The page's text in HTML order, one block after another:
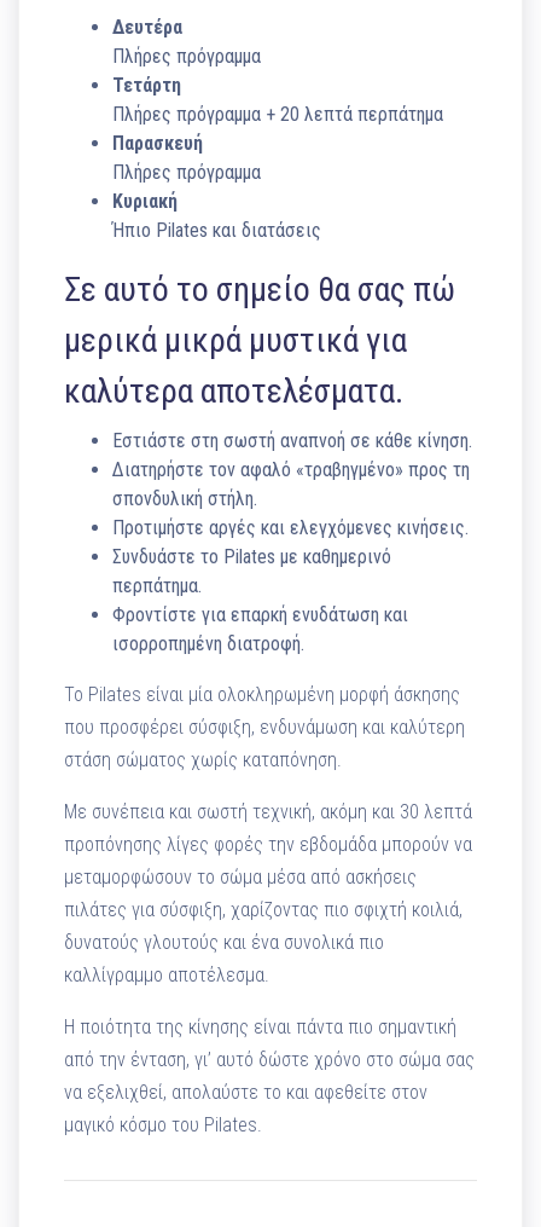
Δευτέρα
Πλήρες πρόγραμμα
Τετάρτη
Πλήρες πρόγραμμα + 20 λεπτά περπάτημα
Παρασκευή
Πλήρες πρόγραμμα
Κυριακή
Ήπιο Pilates και διατάσεις
Σε αυτό το σημείο θα σας πώ
μερικά μικρά μυστικά για
καλύτερα αποτελέσματα.
Εστιάστε στη σωστή αναπνοή σε κάθε κίνηση.
Διατηρήστε τον αφαλό «τραβηγμένο» προς τη
σπονδυλική στήλη.
Προτιμήστε αργές και ελεγχόμενες κινήσεις.
Συνδυάστε το Pilates με καθημερινό
περπάτημα.
Φροντίστε για επαρκή ενυδάτωση και
ισορροπημένη διατροφή.
Το Pilates είναι μία ολοκληρωμένη μορφή άσκησης
που προσφέρει σύσφιξη, ενδυνάμωση και καλύτερη
στάση σώματος χωρίς καταπόνηση.
Με συνέπεια και σωστή τεχνική, ακόμη και 30 λεπτά
προπόνησης λίγες φορές την εβδομάδα μπορούν να
μεταμορφώσουν το σώμα μέσα από ασκήσεις
πιλάτες για σύσφιξη, χαρίζοντας πιο σφιχτή κοιλιά,
δυνατούς γλουτούς και ένα συνολικά πιο
καλλίγραμμο αποτέλεσμα.
Η ποιότητα της κίνησης είναι πάντα πιο σημαντική
από την ένταση, γι’ αυτό δώστε χρόνο στο σώμα σας
να εξελιχθεί, απολαύστε το και αφεθείτε στον
μαγικό κόσμο του Pilates.